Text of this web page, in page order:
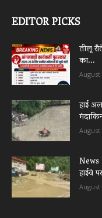
EDITOR PICKS
तीलू
का...
August
हाई
August
News
हाईवे
August